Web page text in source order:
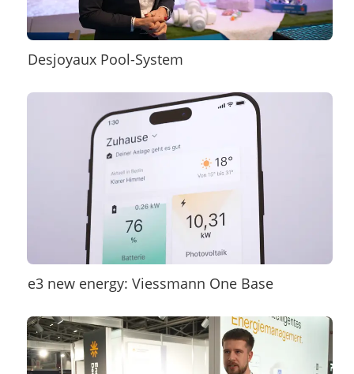
Desjoyaux Pool-System
e3 new energy: Viessmann One Base